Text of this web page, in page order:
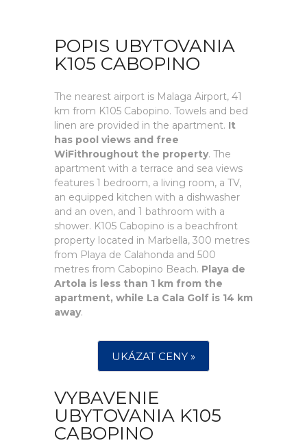
POPIS UBYTOVANIA
K105 CABOPINO
The nearest airport is Malaga Airport, 41
km from K105 Cabopino. Towels and bed
linen are provided in the apartment. It
has pool views and free
WiFithroughout the property. The
apartment with a terrace and sea views
features 1 bedroom, a living room, a TV,
an equipped kitchen with a dishwasher
and an oven, and 1 bathroom with a
shower. K105 Cabopino is a beachfront
property located in Marbella, 300 metres
from Playa de Calahonda and 500
metres from Cabopino Beach. Playa de
Artola is less than 1 km from the
apartment, while La Cala Golf is 14 km
away.
UKÁZAT CENY »
VYBAVENIE
UBYTOVANIA K105
CABOPINO